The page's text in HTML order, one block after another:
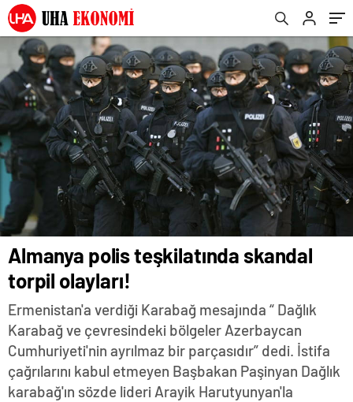
Almanya polis teşkilatında skandal
torpil olayları!
Ermenistan'a verdiği Karabağ mesajında “ Dağlık
Karabağ ve çevresindeki bölgeler Azerbaycan
Cumhuriyeti'nin ayrılmaz bir parçasıdır” dedi. İstifa
çağrılarını kabul etmeyen Başbakan Paşinyan Dağlık
karabağ'ın sözde lideri Arayik Harutyunyan'la